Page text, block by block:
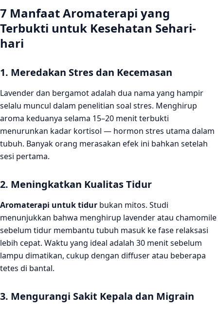
7 Manfaat Aromaterapi yang
Terbukti untuk Kesehatan Sehari-
hari
1. Meredakan Stres dan Kecemasan
Lavender dan bergamot adalah dua nama yang hampir
selalu muncul dalam penelitian soal stres. Menghirup
aroma keduanya selama 15–20 menit terbukti
menurunkan kadar kortisol — hormon stres utama dalam
tubuh. Banyak orang merasakan efek ini bahkan setelah
sesi pertama.
2. Meningkatkan Kualitas Tidur
Aromaterapi untuk tidur bukan mitos. Studi
menunjukkan bahwa menghirup lavender atau chamomile
sebelum tidur membantu tubuh masuk ke fase relaksasi
lebih cepat. Waktu yang ideal adalah 30 menit sebelum
lampu dimatikan, cukup dengan diffuser atau beberapa
tetes di bantal.
3. Mengurangi Sakit Kepala dan Migrain